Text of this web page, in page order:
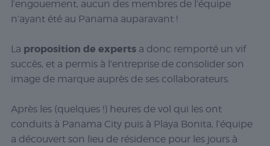
l’engouement, aucun des membres de l’équipe
n’ayant été au Panama auparavant !
La proposition de expertsa donc remporté un vif
succès, et a permis à l’entreprise de consolider son
image de marque auprès de ses collaborateurs.
Après les (quelques !) heures de vol qui les ont
conduits à Panama City puis à Playa Bonita, l’équipe
a découvert son lieu de résidence pour les jours à